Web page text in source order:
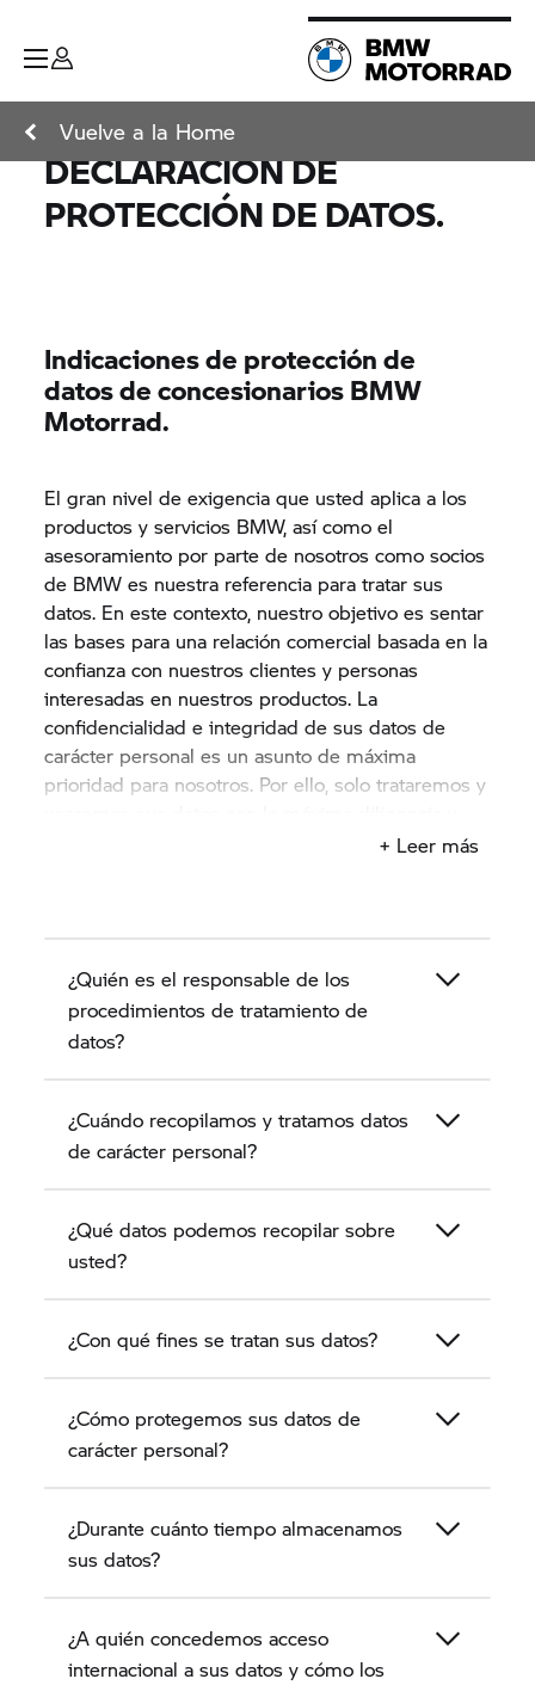
Vuelve a la Home
DECLARACIÓN DE
PROTECCIÓN DE DATOS.
Indicaciones de protección de
datos de concesionarios BMW
Motorrad.
El gran nivel de exigencia que usted aplica a los
productos y servicios BMW, así como el
asesoramiento por parte de nosotros como socios
de BMW es nuestra referencia para tratar sus
datos. En este contexto, nuestro objetivo es sentar
las bases para una relación comercial basada en la
confianza con nuestros clientes y personas
interesadas en nuestros productos. La
confidencialidad e integridad de sus datos de
carácter personal es un asunto de máxima
prioridad para nosotros. Por ello, solo trataremos y
para su propósito o de acuerdo con su
Estas indicaciones de protección de datos
describen en los próximos apartados cómo
nosotros, el concesionario BMW Motorrad como
+ Leer más
¿Quién es el responsable de los
procedimientos de tratamiento de
datos?
¿Cuándo recopilamos y tratamos datos
de carácter personal?
¿Qué datos podemos recopilar sobre
usted?
¿Con qué fines se tratan sus datos?
¿Cómo protegemos sus datos de
carácter personal?
¿Durante cuánto tiempo almacenamos
sus datos?
¿A quién concedemos acceso
internacional a sus datos y cómo los